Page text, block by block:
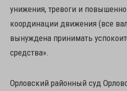
унижения, тревоги и
координации движения (все
вынуждена принимать
средства».
Орловский районный суд